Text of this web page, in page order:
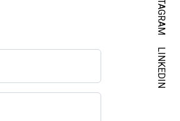
LINKEDIN